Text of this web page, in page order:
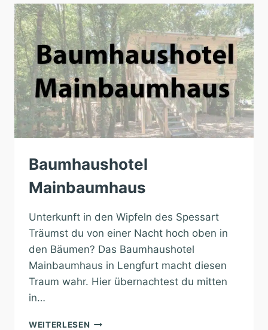
Baumhaushotel
Mainbaumhaus
Unterkunft in den Wipfeln des Spessart
Träumst du von einer Nacht hoch oben in
den Bäumen? Das Baumhaushotel
Mainbaumhaus in Lengfurt macht diesen
Traum wahr. Hier übernachtest du mitten
in…
WEITERLESEN BAUMHAUSHOTEL